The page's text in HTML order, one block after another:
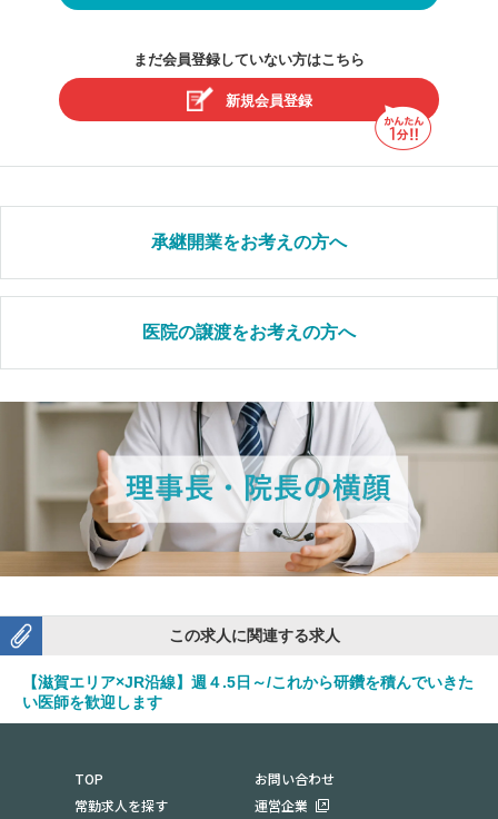
まだ会員登録していない方はこちら
新規会員登録
承継開業をお考えの方へ
医院の譲渡をお考えの方へ
この求人に関連する求人
【滋賀エリア×JR沿線】週４.5日～/これから研鑽を積んでいきた
い医師を歓迎します
TOP
常勤求人を探す
お問い合わせ
運営企業